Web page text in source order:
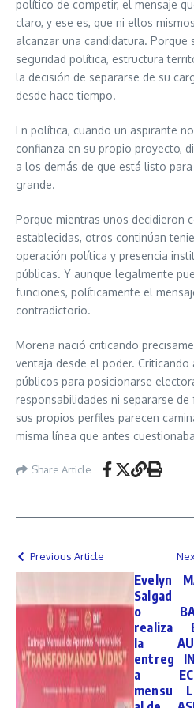
político de competir, el mensaje
claro, y ese es, que ni ellos
alcanzar una candidatura. Porque
seguridad política, estructura
la decisión de separarse de su
desde hace tiempo.
En política, cuando un aspirante
confianza en su propio proyecto,
a los demás de que está listo
grande.
Porque mientras unos decidieron
establecidas, otros continúan
operación política y presencia
públicas. Y aunque legalmente
funciones, políticamente el
contradictorio.
Morena nació criticando
ventaja desde el poder.
públicos para posicionarse
responsabilidades ni separarse de
sus propios perfiles parecen
misma línea que antes
Share Article
Previous Article
Evelyn
Salgad
o
realiza
la
entreg
a
mensu